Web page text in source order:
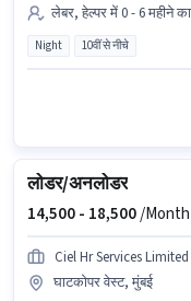
लेबर, हेल्पर में 0 - 6 महीने
Night 10वीं से नीचे
लोडर/अनलोडर
14,500 - 18,500/
Ciel Hr Services Limited
घाटकोपर वेस्ट, मुंबई